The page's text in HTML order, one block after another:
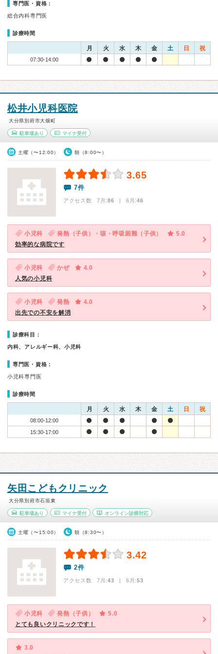
専門医・資格：
総合内科専門医
診療時間
月 火 水 木 金 土 日 祝
07:30-14:00
松井小児科医院
大分県別府市大畑町
駐車場あり マイナ受付
土曜（〜12:00） 朝（8:00〜）
3.65
7件
アクセス数 7月:86 | 6月:46
小児科 発熱（子供）・咳・呼吸困難（子供）
5.0
効率的な病院です
小児科 かぜ
4.0
人気の小児科
小児科 発熱
4.0
出先での不安を解消
診療科目：
内科、アレルギー科、小児科
専門医・資格：
小児科専門医
診療時間
月 火 水 木 金 土 日 祝
08:00-12:00
15:30-17:00
矢田こどもクリニック
大分県別府市石垣東
駐車場あり マイナ受付 オンライン診療対応
土曜（〜15:00） 朝（8:30〜）
3.42
2件
アクセス数 7月:43 | 6月:53
小児科 発熱（子供）
5.0
とても良いクリニックです！
3.0